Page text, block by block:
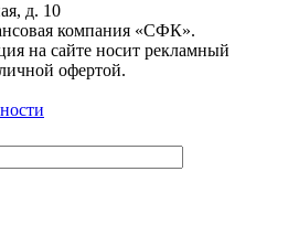
д. 10
компания «СФК».
на сайте носит рекламный
офертой.